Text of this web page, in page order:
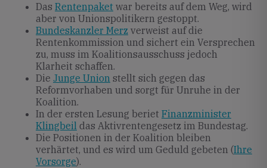
Das Rentenpaket war bereits auf dem Weg, wird
aber von Unionspolitikern gestoppt.
Bundeskanzler Merz verweist auf die
Rentenkommission und sichert ein Versprechen
zu, muss im Koalitionsausschuss jedoch
Klarheit schaffen.
Die Junge Union stellt sich gegen das
Reformvorhaben und sorgt für Unruhe in der
Koalition.
In der ersten Lesung beriet Finanzminister
Klingbeil das Aktivrentengesetz im Bundestag.
Die Positionen in der Koalition bleiben
verhärtet, und es wird um Geduld gebeten (Ihre
Vorsorge).